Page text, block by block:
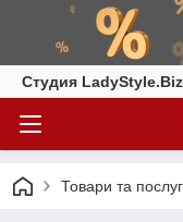
Студия
Товари та